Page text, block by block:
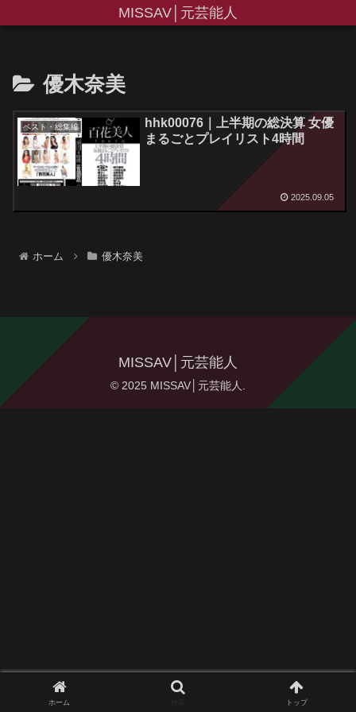
MISSAV│元芸能人
優木奈美
ベスト・総集編
hhk00076｜上半期の総決算 女優
まるごとプレイリスト4時間
2025.09.05
ホーム 優木奈美
MISSAV│元芸能人
© 2025 MISSAV│元芸能人.
ホーム トップ